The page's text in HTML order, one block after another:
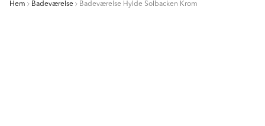
Hem Badeværelse Badeværelse Hylde Solbacken Krom